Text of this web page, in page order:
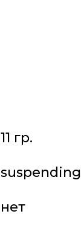
11 гр.
suspending
нет